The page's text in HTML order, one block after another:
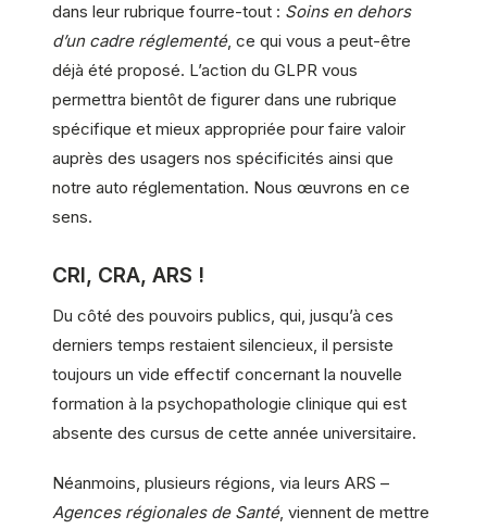
dans leur rubrique fourre-tout : Soins en dehors
d’un cadre réglementé, ce qui vous a peut-être
déjà été proposé. L’action du GLPR vous
permettra bientôt de figurer dans une rubrique
spécifique et mieux appropriée pour faire valoir
auprès des usagers nos spécificités ainsi que
notre auto réglementation. Nous œuvrons en ce
sens.
CRI, CRA, ARS !
Du côté des pouvoirs publics, qui, jusqu’à ces
derniers temps restaient silencieux, il persiste
toujours un vide effectif concernant la nouvelle
formation à la psychopathologie clinique qui est
absente des cursus de cette année universitaire.
Néanmoins, plusieurs régions, via leurs ARS –
Agences régionales de Santé, viennent de mettre